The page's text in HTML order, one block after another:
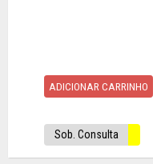
ADICIONAR CARRINHO
Sob. Consulta